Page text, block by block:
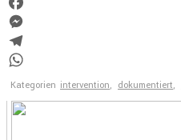
Facebook
Messenger
Telegram
WhatsApp
Kategorien intervention, dokumentiert,